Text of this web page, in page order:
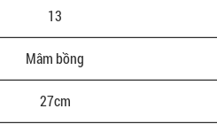
13
Mâm bồng
27cm